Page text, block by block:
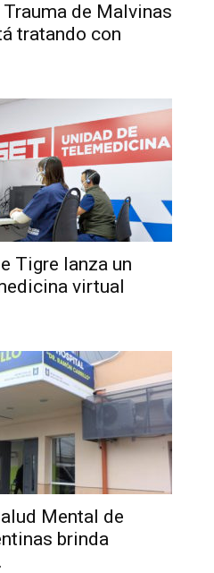
de Malvinas
tratando con
Tigre lanza un
virtual
Mental de
brinda